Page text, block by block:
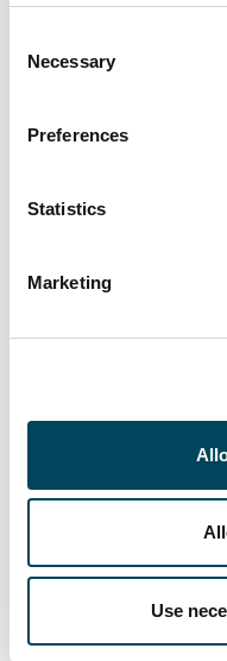
Selection
Necessary
Preferences
Statistics
Marketing
Use
Über die Catella
Catella hat 2007
legte im Jahr
Student Housing
ansässigen
Verkauf sowie
verwaltet und
Mandate mit
Für weitere